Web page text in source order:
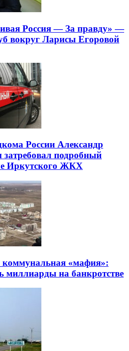
Россия — За правду» —
вокруг Ларисы Егоровой
России Александр
подробный
Иркутского ЖКХ
коммунальная «мафия»:
миллиарды на банкротстве